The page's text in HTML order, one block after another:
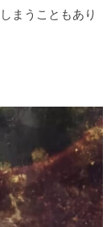
まうこともあり